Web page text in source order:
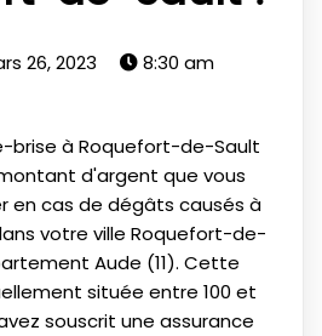
26, 2023 8:30 am
brise à Roquefort-de-Sault
d'argent que vous
en cas de dégâts causés à
votre ville Roquefort-de-
Aude (11). Cette
située entre 100 et
souscrit une assurance